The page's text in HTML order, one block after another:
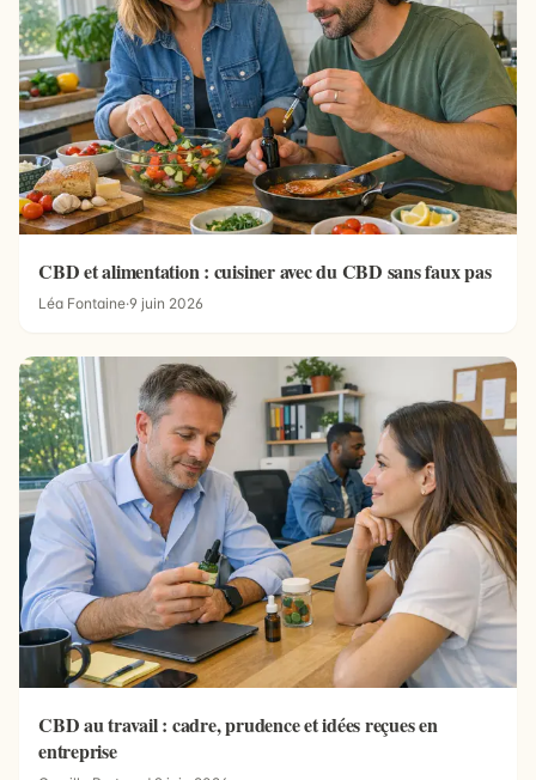
CBD et alimentation : cuisiner avec du CBD sans faux pas
Léa Fontaine·9 juin 2026
CBD au travail : cadre, prudence et idées reçues en
entreprise